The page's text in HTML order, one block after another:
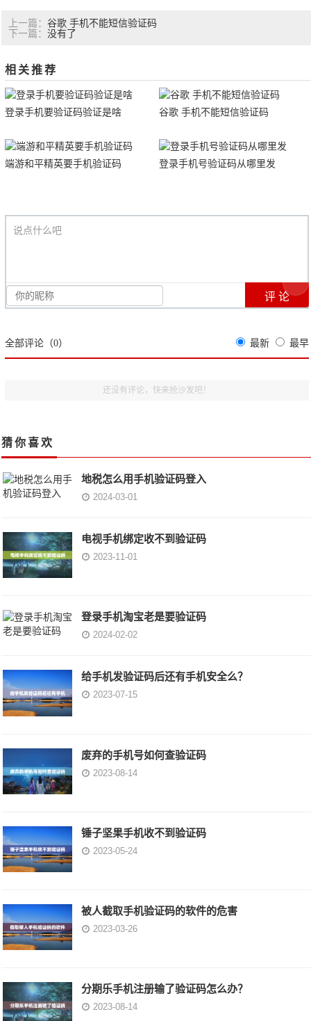
上一篇： 谷歌 手机不能短信验证码
下一篇： 没有了
相关推荐
登录手机要验证码验证是啥 谷歌 手机不能短信验证码
端游和平精英要手机验证码 登录手机号验证码从哪里发
说点什么吧
全部评论（0） 最新 最早
还没有评论，快来抢沙发吧！
猜你喜欢
地税怎么用手机验证码登入
2024-03-01
电视手机绑定收不到验证码
2023-11-01
登录手机淘宝老是要验证码
2024-02-02
给手机发验证码后还有手机安全么？
2023-07-15
废弃的手机号如何查验证码
2023-08-14
锤子坚果手机收不到验证码
2023-05-24
被人截取手机验证码的软件的危害
2023-03-26
分期乐手机注册输了验证码怎么办？
2023-08-14